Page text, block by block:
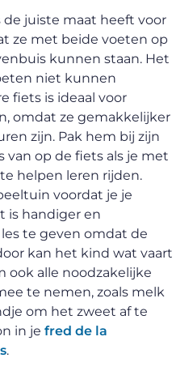
juiste maat heeft voor
ze met beide voeten op
kunnen staan. Het
niet kunnen
fiets is ideaal voor
omdat ze gemakkelijker
zijn. Pak hem bij zijn
van op de fiets als je met
helpen leren rijden.
voordat je je
is handiger en
te geven omdat de
kan het kind wat vaart
ook alle noodzakelijke
te nemen, zoals melk
om het zweet af te
in jefred de la
.